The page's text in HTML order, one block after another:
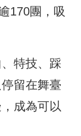
170團，吸
特技、踩
留在舞臺
成為可以